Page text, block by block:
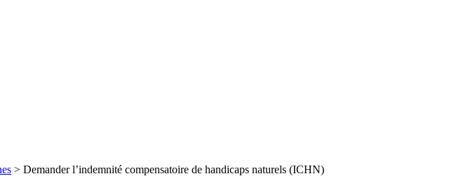
> Demander l’indemnité compensatoire de handicaps naturels (ICHN)